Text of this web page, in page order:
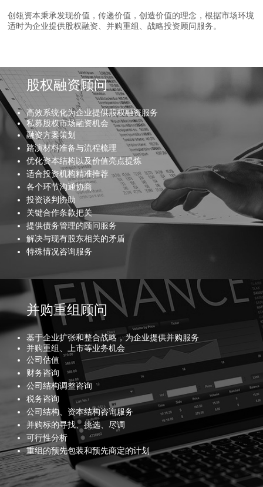
创瓴资本秉承发现价值，传递价值，创造价值的理念，根据市场环境
适时为企业提供股权融资、并购重组、战略投资顾问服务。
股权融资顾问
高效系统化为企业提供股权融资服务
私募股权市场融资机会
融资方案策划
路演材料准备与流程梳理
优化资本结构以及价值亮点提炼
适合投资机构精准推荐
各个环节沟通协商
投资谈判协助
关键合作条款把关
提供债务管理的顾问服务
解决与现有股东相关的矛盾
特殊情况咨询服务
并购重组顾问
基于企业扩张和整合战略，为企业提供并购服务
并购重组、上市等业务机会
公司估值
财务咨询
公司结构调整咨询
税务咨询
公司结构、资本结构咨询服务
并购标的寻找、挑选、尽调
可行性分析
重组的预先包装和预先商定的计划